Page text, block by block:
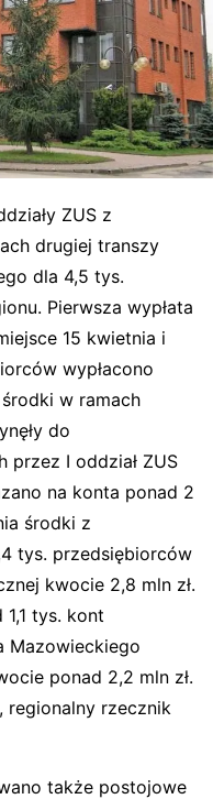
ZUS z
drugiej transzy
dla 4,5 tys.
Pierwsza wypłata
15 kwietnia i
wypłacono
w ramach
do
przez I oddział ZUS
na konta ponad 2
środki z
tys. przedsiębiorców
kwocie 2,8 mln zł.
tys. kont
Mazowieckiego
ponad 2,2 mln zł.
regionalny rzecznik
także postojowe